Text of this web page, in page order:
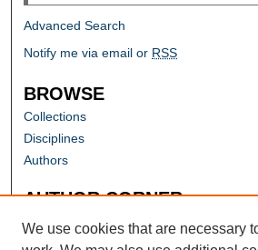
Advanced Search
Notify me via email or RSS
BROWSE
Collections
Disciplines
Authors
AUTHOR CORNER
Author FAQ
We use cookies that are necessary